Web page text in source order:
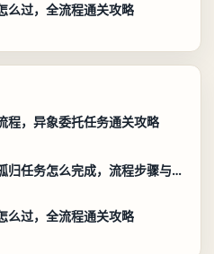
么过，全流程通关攻略
程，异象委托任务通关攻略
异环异象委托唤孤归任务怎么完成，流程步骤与位置攻略
么过，全流程通关攻略